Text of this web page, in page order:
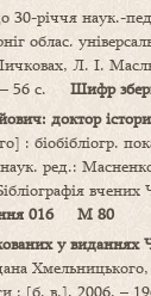
30-річчя наук.-
облас.
Л. І.
– 56 с. Шифр
доктор
: біобібліогр.
ред.:
вчених
016 М 80
у виданнях
[б. в.], 2006. – 196